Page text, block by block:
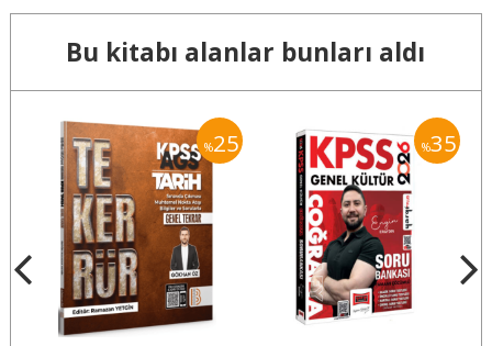
Bu kitabı alanlar bunları aldı
%25 %35